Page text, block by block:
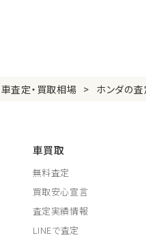
車査定・買取相場 ホンダの
車買取
無料査定
買取安心宣言
査定実績情報
LINEで査定